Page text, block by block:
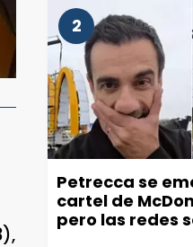
2
Petrecca se
cartel de
pero las redes